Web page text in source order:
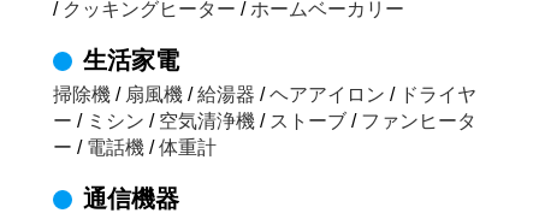
/ クッキングヒーター / ホームベーカリー
生活家電
掃除機/ 扇風機/給湯器 /ヘアアイロン / ドライヤ
ー / ミシン / 空気清浄機/ ストーブ/ ファンヒータ
ー / 電話機/体重計
通信機器